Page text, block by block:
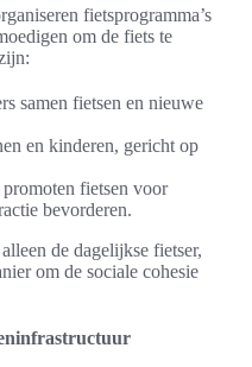
fietsprogramma’s
om de fiets te
samen fietsen en nieuwe
en kinderen, gericht op
fietsen voor
bevorderen.
de dagelijkse fietser,
om de sociale cohesie